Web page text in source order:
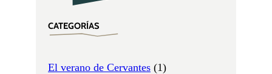
CATEGORÍAS
El verano de Cervantes (1)